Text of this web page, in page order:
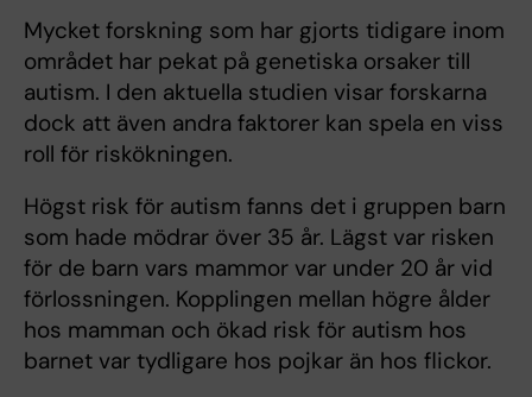
Mycket forskning som har gjorts tidigare inom
området har pekat på genetiska orsaker till
autism. I den aktuella studien visar forskarna
dock att även andra faktorer kan spela en viss
roll för riskökningen.
Högst risk för autism fanns det i gruppen barn
som hade mödrar över 35 år. Lägst var risken
för de barn vars mammor var under 20 år vid
förlossningen. Kopplingen mellan högre ålder
hos mamman och ökad risk för autism hos
barnet var tydligare hos pojkar än hos flickor.